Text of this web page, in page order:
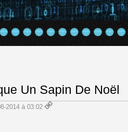
Un Sapin De Noël
2014 à 03:02